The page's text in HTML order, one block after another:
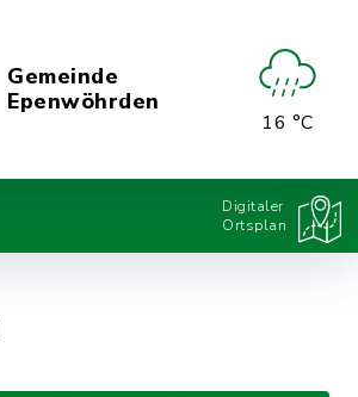
Gemeinde
Epenwöhrden
16 °C
Digitaler
Ortsplan